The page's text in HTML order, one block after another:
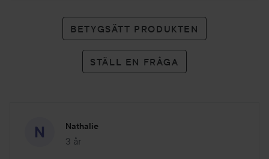
BETYGSÄTT PRODUKTEN
STÄLL EN FRÅGA
Nathalie
3 år
Inlägget skapades 3 år